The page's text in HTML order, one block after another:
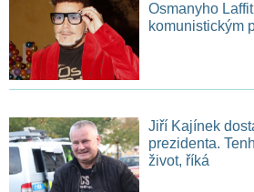
Osmanyho
komunistickým
Jiří Kajínek
prezidenta.
život, říká